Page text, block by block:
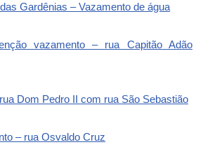
Gardênias – Vazamento de água
vazamento – rua Capitão Adão
Dom Pedro II com rua São Sebastião
– rua Osvaldo Cruz